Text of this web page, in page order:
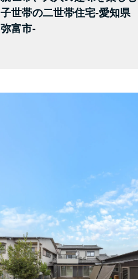
子世帯の二世帯住宅-愛知県
弥富市-